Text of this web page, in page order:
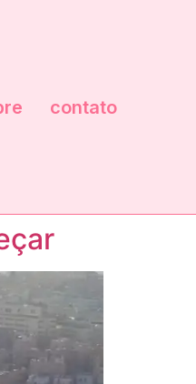
contato